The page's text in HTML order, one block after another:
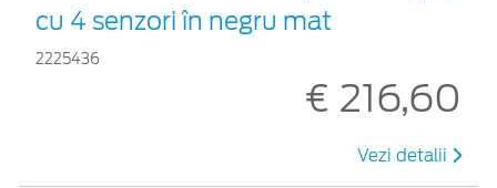
cu 4 senzori în negru mat
2225436
€ 216,60
Vezi detalii